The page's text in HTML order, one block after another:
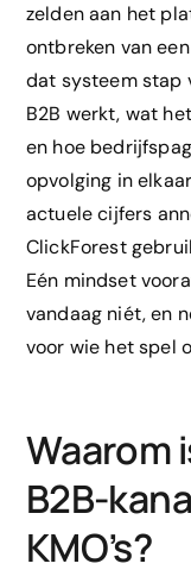
zelden aan het
ontbreken van
dat systeem stap
B2B werkt, wat
en hoe
opvolging in
actuele cijfers
ClickForest
Eén mindset
vandaag niét, en
voor wie het spel
Waarom
B2B-
KMO’s?